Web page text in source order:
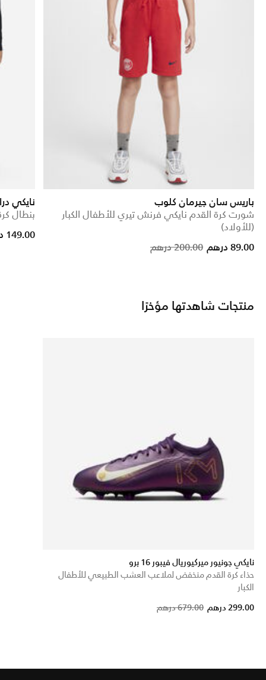
باريس سان جيرمان كلوب
شورت كرة القدم نايكي فرنش تيري للأطفال الكبار
(للأولاد)
Price reduced from200.00 درهم 89.00 درهم
نايكي
بنطال
reduced from
to
149.00 درهم
منتجات شاهدتها مؤخرًا
نايكي جونيور ميركيوريال فيبور 16 برو
حذاء كرة القدم منخفض لملاعب العشب الطبيعي للأطفال
الكبار
Price reduced from
679.00 درهم 299.00 درهم